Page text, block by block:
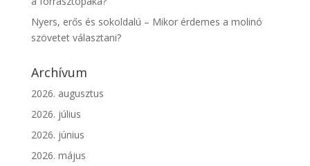
Nyers, erős és sokoldalú – Mikor érdemes a molinó
szövetet választani?
Archívum
2026. augusztus
2026. július
2026. június
2026. május